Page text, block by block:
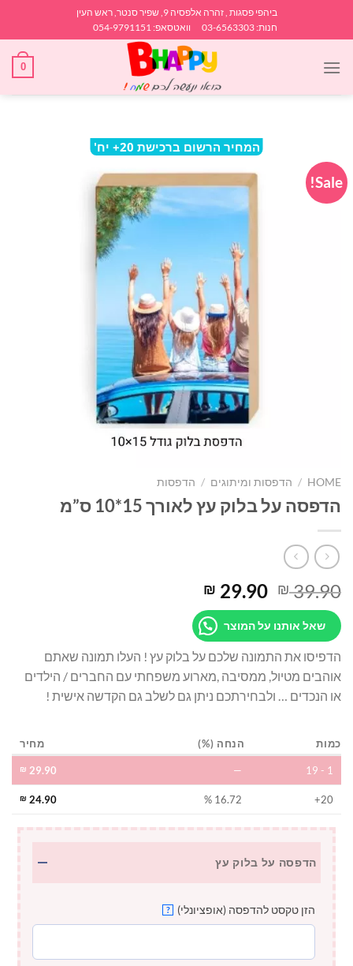
ביהפי פסגות , זהרה אלפסיה 9, שפיר סנטר, ראש העין
חנות: 03-6563303 וואטסאפ: 054-9791151
0
Sale!
המחיר הרשום ברכישת 20+ יח'
HOME
/ הדפסות ומיתוגים / הדפסות
הדפסה על בלוק עץ לאורך 15*10 ס”מ
39.90
₪
29.90
₪
שאל אותנו על המוצר
הדפיסו את התמונה שלכם על בלוק עץ ! העלו תמונה שאתם
אוהבים מטיול, ממסיבה ,מארוע משפחתי עם החברים / הילדים
או הנכדים … ולבחירתכם ניתן גם לשלב גם הקדשה אישית !
כמות הנחה (%) מחיר
1 - 19
—
29.90
₪
20+
16.72 %
24.90
₪
הדפסה על בלוק עץ
הזן טקסט להדפסה (אופציונלי) ?